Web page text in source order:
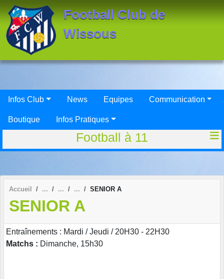
Football Club de
Wissous
Infos Club News Equipes Communication
Boutique Infos Pratiques
Football à 11
Accueil SENIOR A
SENIOR A
Entraînements : Mardi / Jeudi / 20H30 - 22H30
Matchs : Dimanche, 15h30
Panneau de gestion des cookies